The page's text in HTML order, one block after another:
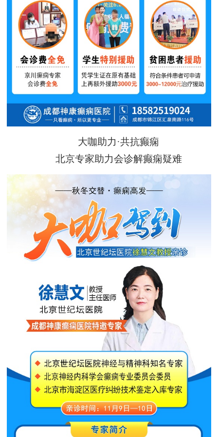
大咖助力·共抗癫痫
北京专家助力会诊解癫痫疑难